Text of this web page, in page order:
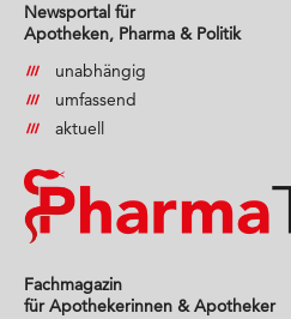
Newsportal für
Apotheken, Pharma & Politik
unabhängig
umfassend
aktuell
Fachmagazin
für Apothekerinnen & Apotheker